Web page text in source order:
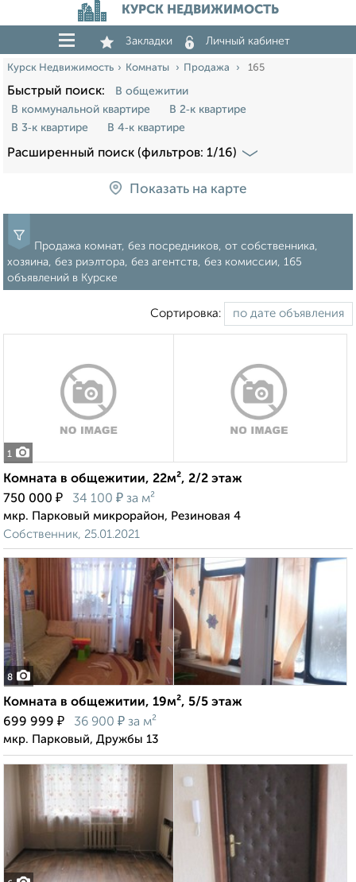
КУРСК НЕДВИЖИМОСТЬ
Закладки Личный кабинет
Курск Недвижимость Комнаты Продажа 165
Быстрый поиск:
В общежитии
В коммунальной квартире
В 2‑к квартире
В 3‑к квартире
В 4‑к квартире
Расширенный поиск (фильтров: 1/16)
Показать на карте
Продажа комнат, без посредников, от собственника,
хозяина, без риэлтора, без агентств, без комиссии, 165
объявлений в Курске
Сортировка:
1
Комната в общежитии, 22м², 2/2 этаж
750 000 ₽ 34 100 ₽ за м²
мкр. Парковый микрорайон, Резиновая 4
Собственник, 25.01.2021
8
Комната в общежитии, 19м², 5/5 этаж
699 999 ₽ 36 900 ₽ за м²
мкр. Парковый, Дружбы 13